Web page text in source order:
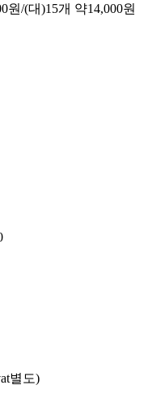
원/(대)15개 약14,000원
별도)